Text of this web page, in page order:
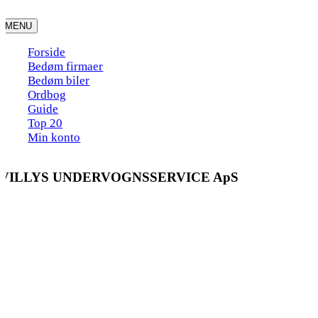
to
content
MENU
Forside
Bedøm firmaer
Bedøm biler
Ordbog
Guide
Top 20
Min konto
UNDERVOGNSSERVICE ApS